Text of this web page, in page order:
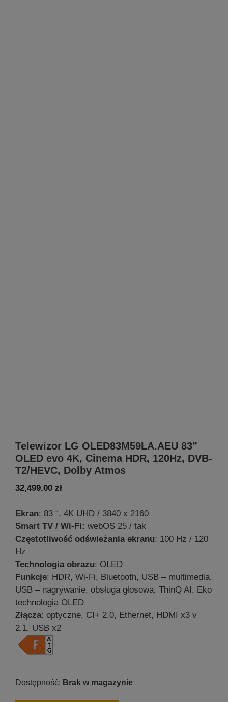
Telewizor LG OLED83M59LA.AEU 83”
OLED evo 4K, Cinema HDR, 120Hz, DVB-
T2/HEVC, Dolby Atmos
32,499.00 zł
Ekran: 83 “, 4K UHD / 3840 x 2160
Smart TV / Wi-Fi: webOS 25 / tak
Częstotliwość odświeżania ekranu: 100 Hz / 120
Hz
Technologia obrazu: OLED
Funkcje: HDR, Wi-Fi, Bluetooth, USB – multimedia,
USB – nagrywanie, obsługa głosowa, ThinQ AI, Eko
technologia OLED
Złącza: optyczne, CI+ 2.0, Ethernet, HDMI x3 v
2.1, USB x2
Brak w magazynie